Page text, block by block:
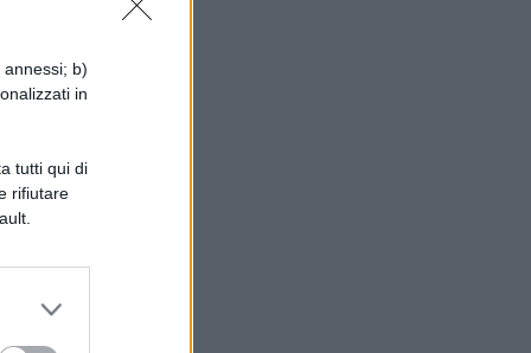
b)
in
tutti qui di
rifiutare